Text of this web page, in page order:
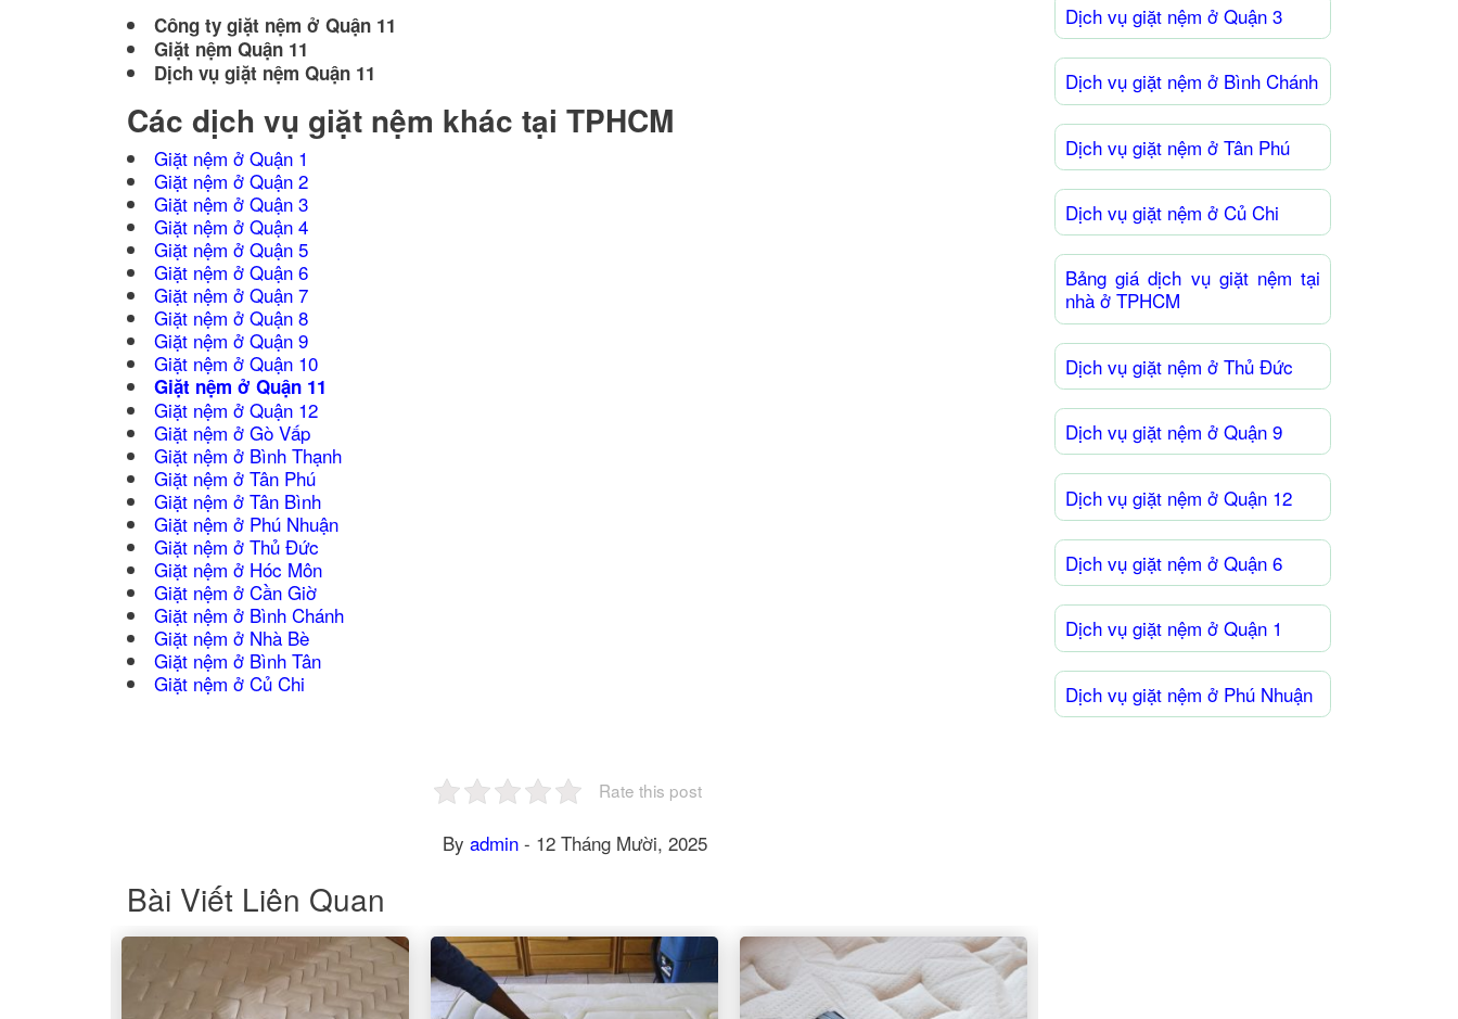
Công ty giặt nệm ở Quận 11
Giặt nệm Quận 11
Dịch vụ giặt nệm Quận 11
Các dịch vụ giặt nệm khác tại TPHCM
Giặt nệm ở Quận 1
Giặt nệm ở Quận 2
Giặt nệm ở Quận 3
Giặt nệm ở Quận 4
Giặt nệm ở Quận 5
Giặt nệm ở Quận 6
Giặt nệm ở Quận 7
Giặt nệm ở Quận 8
Giặt nệm ở Quận 9
Giặt nệm ở Quận 10
Giặt nệm ở Quận 11
Giặt nệm ở Quận 12
Giặt nệm ở Gò Vấp
Giặt nệm ở Bình Thạnh
Giặt nệm ở Tân Phú
Giặt nệm ở Tân Bình
Giặt nệm ở Phú Nhuận
Giặt nệm ở Thủ Đức
Giặt nệm ở Hóc Môn
Giặt nệm ở Cần Giờ
Giặt nệm ở Bình Chánh
Giặt nệm ở Nhà Bè
Giặt nệm ở Bình Tân
Giặt nệm ở Củ Chi
Rate this post
By admin- 12 Tháng Mười, 2025
Bài Viết Liên Quan
Dịch vụ giặt nệm ở Quận 3
Dịch vụ giặt nệm ở Bình Chánh
Dịch vụ giặt nệm ở Tân Phú
Dịch vụ giặt nệm ở Củ Chi
Bảng giá dịch vụ giặt nệm tại
nhà ở TPHCM
Dịch vụ giặt nệm ở Thủ Đức
Dịch vụ giặt nệm ở Quận 9
Dịch vụ giặt nệm ở Quận 12
Dịch vụ giặt nệm ở Quận 6
Dịch vụ giặt nệm ở Quận 1
Dịch vụ giặt nệm ở Phú Nhuận